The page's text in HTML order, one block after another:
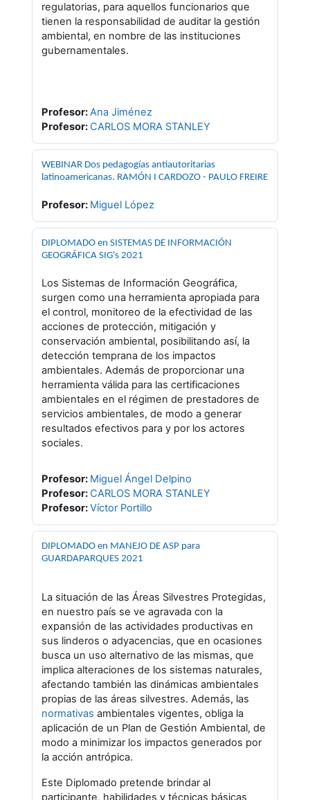
regulatorias, para aquellos funcionarios que
tienen la responsabilidad de auditar la gestión
ambiental, en nombre de las instituciones
gubernamentales.
Profesor:Ana Jiménez
Profesor:CARLOS MORA STANLEY
WEBINAR Dos pedagogías antiautoritarias
latinoamericanas. RAMÓN I CARDOZO - PAULO FREIRE
Profesor: Miguel López
DIPLOMADO en SISTEMAS DE INFORMACIÓN
GEOGRÁFICA SIG's 2021
Los Sistemas de Información Geográfica,
surgen como una herramienta apropiada para
el control, monitoreo de la efectividad de las
acciones de protección, mitigación y
conservación ambiental, posibilitando así, la
detección temprana de los impactos
ambientales. Además de proporcionar una
herramienta válida para las certificaciones
ambientales en el régimen de prestadores de
servicios ambientales, de modo a generar
resultados efectivos para y por los actores
sociales.
Profesor: Miguel Ángel Delpino
Profesor:CARLOS MORA STANLEY
Profesor:Víctor Portillo
DIPLOMADO en MANEJO DE ASP para
GUARDAPARQUES 2021
La situación de las Áreas Silvestres Protegidas,
en nuestro país se ve agravada con la
expansión de las actividades productivas en
sus linderos o adyacencias, que en ocasiones
busca un uso alternativo de las mismas, que
implica alteraciones de los sistemas naturales,
afectando también las dinámicas ambientales
propias de las áreas silvestres. Además, las
normativas ambientales vigentes, obliga la
aplicación de un Plan de Gestión Ambiental, de
modo a minimizar los impactos generados por
la acción antrópica.
Este Diplomado pretende brindar al
participante, habilidades y técnicas básicas